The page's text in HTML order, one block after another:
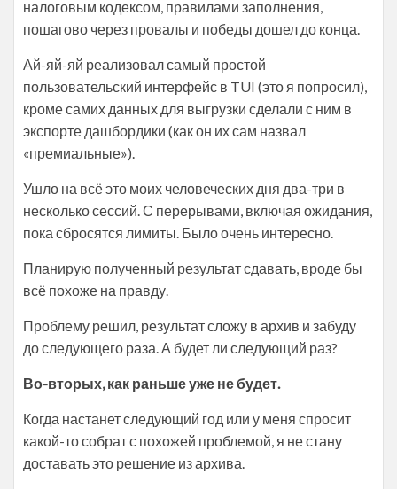
налоговым кодексом, правилами заполнения,
пошагово через провалы и победы дошел до конца.
Ай-яй-яй реализовал самый простой
пользовательский интерфейс в TUI (это я попросил),
кроме самих данных для выгрузки сделали с ним в
экспорте дашбордики (как он их сам назвал
«премиальные»).
Ушло на всё это моих человеческих дня два-три в
несколько сессий. С перерывами, включая ожидания,
пока сбросятся лимиты. Было очень интересно.
Планирую полученный результат сдавать, вроде бы
всё похоже на правду.
Проблему решил, результат сложу в архив и забуду
до следующего раза. А будет ли следующий раз?
Во-вторых, как раньше уже не будет.
Когда настанет следующий год или у меня спросит
какой-то собрат с похожей проблемой, я не стану
доставать это решение из архива.